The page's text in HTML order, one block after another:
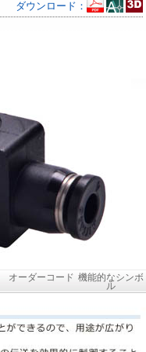
ダウンロード：
オーダーコード 機能的なシンボ
ル